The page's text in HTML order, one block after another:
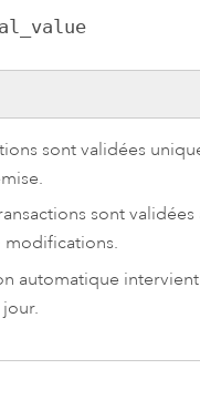
sont validées
sont
automatique
jour.